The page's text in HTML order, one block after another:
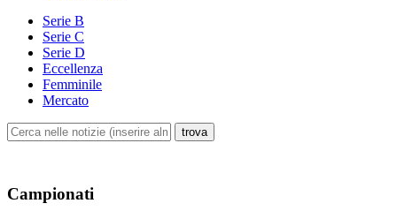
Serie B
Serie C
Serie D
Eccellenza
Femminile
Mercato
Campionati